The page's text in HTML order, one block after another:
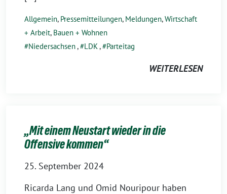
Allgemein, Pressemitteilungen, Meldungen,Wirtschaft
+ Arbeit, Bauen + Wohnen
Niedersachsen, LDK , Parteitag
WEITERLESEN
„Mit einem Neustart wieder in die
Offensive kommen“
25. September 2024
Ricarda Lang und Omid Nouripour haben